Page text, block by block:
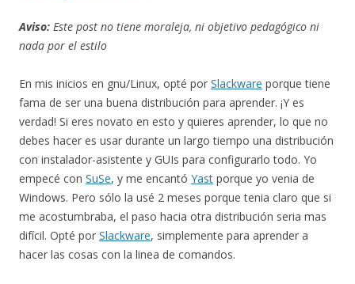
Aviso: Este post no tiene moraleja, ni objetivo pedagógico ni
nada por el estilo
En mis inicios en gnu/Linux, opté por Slackware porque tiene
fama de ser una buena distribución para aprender. ¡Y es
verdad! Si eres novato en esto y quieres aprender, lo que no
debes hacer es usar durante un largo tiempo una distribución
con instalador-asistente y GUIs para configurarlo todo. Yo
empecé con SuSe, y me encantó Yast porque yo venia de
Windows. Pero sólo la usé 2 meses porque tenia claro que si
me acostumbraba, el paso hacia otra distribución seria mas
difícil. Opté por Slackware, simplemente para aprender a
hacer las cosas con la linea de comandos.